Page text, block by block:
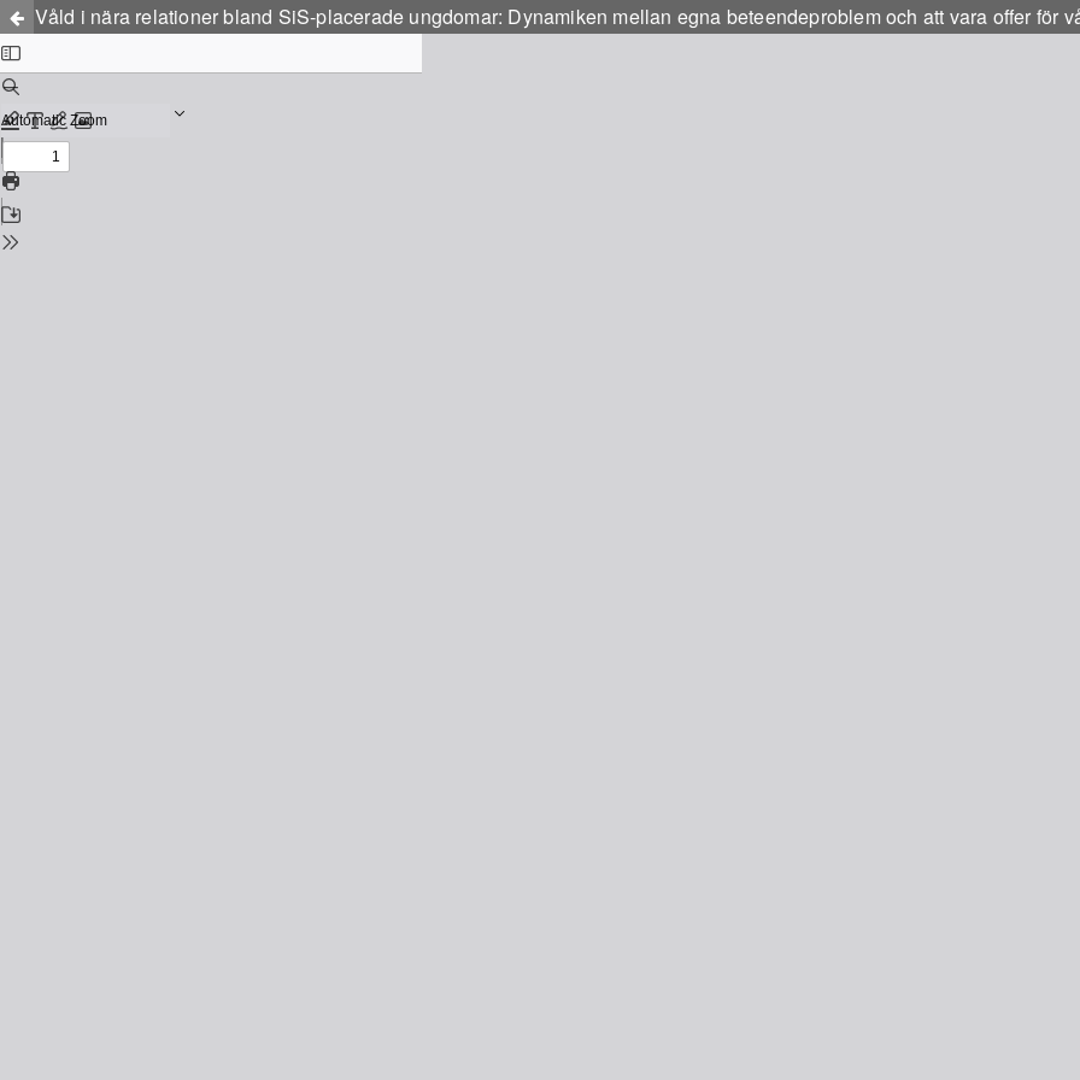
Våld i nära relationer bland SiS-placerade ungdomar: Dynamiken mellan egna beteendeproblem och att vara offer för